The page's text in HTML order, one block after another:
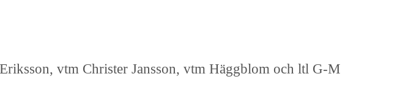
vtm Christer Jansson, vtm Häggblom och ltl G-M